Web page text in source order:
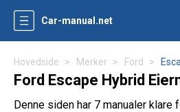
Car-manual.net
Hovedside Merker Ford
Ford Escape Hybrid
Denne siden har 7 manualer klare